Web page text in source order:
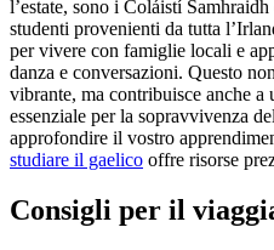
l’estate, sono i Coláistí
studenti provenienti da tutta
per vivere con famiglie locali e
danza e conversazioni. Questo
vibrante, ma contribuisce anche a
essenziale per la sopravvivenza
approfondire il vostro
studiare il gaelico offre risorse
Consigli per il